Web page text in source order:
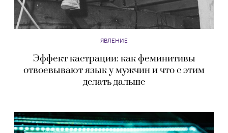
ЯВЛЕНИЕ
Эффект кастрации: как феминитивы
отвоевывают язык у мужчин и что с этим
делать дальше